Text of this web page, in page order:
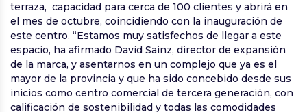
terraza, capacidad para cerca de 100 clientes y abrirá en
el mes de octubre, coincidiendo con la inauguración de
este centro. “Estamos muy satisfechos de llegar a este
espacio, ha afirmado David Sainz, director de expansión
de la marca, y asentarnos en un complejo que ya es el
mayor de la provincia y que ha sido concebido desde sus
inicios como centro comercial de tercera generación, con
calificación de sostenibilidad y todas las comodidades